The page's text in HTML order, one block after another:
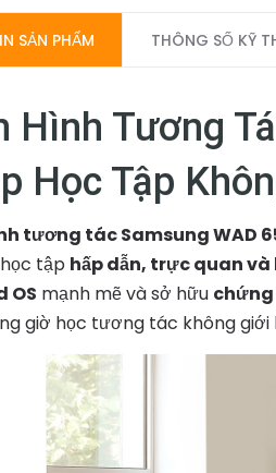
SẢN PHẨM THÔNG SỐ KỸ
Hình Tương
Học Tập
tương tác Samsung WAD
tập hấp dẫn, trực quan và
OS mạnh mẽ và sở hữu chứng
giờ học tương tác không giới